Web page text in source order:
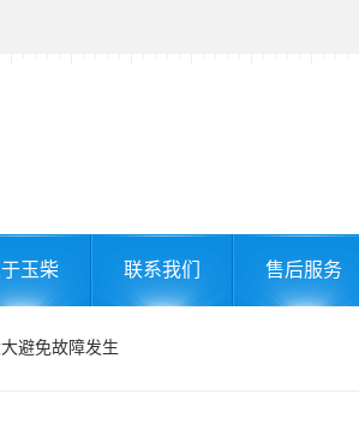
玉柴 联系我们 售后服务
避免故障发生